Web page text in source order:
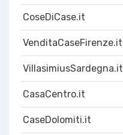
CoseDiCase.it
VenditaCaseFirenze.it
VillasimiusSardegna.it
CasaCentro.it
CaseDolomiti.it